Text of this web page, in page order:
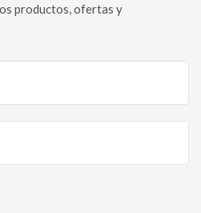
productos, ofertas y